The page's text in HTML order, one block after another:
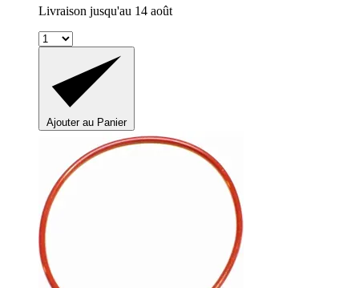
Livraison jusqu'au 14 août
Ajouter au Panier